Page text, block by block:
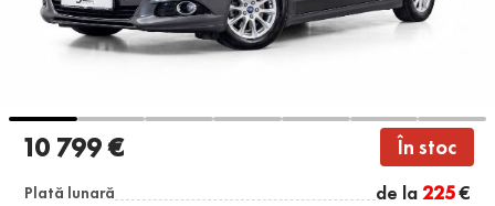
10 799 € În stoc
Plată lunară de la225€